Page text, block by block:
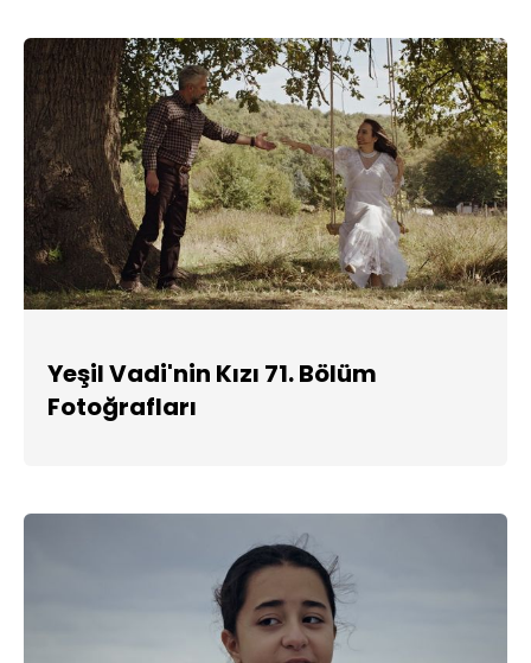
Yeşil Vadi'nin Kızı 71. Bölüm
Fotoğrafları